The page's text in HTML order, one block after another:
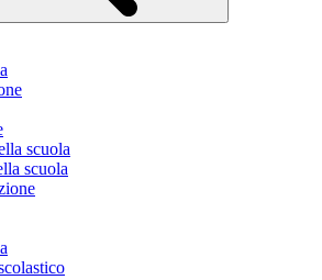
scuola
scuola